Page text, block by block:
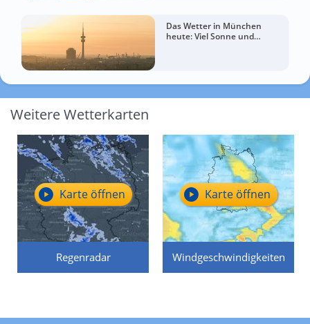
Das Wetter in München
heute: Viel Sonne und
Weitere Wetterkarten
Regenradar
Karte öffnen
Windgeschwindigkeiten
Karte öffnen